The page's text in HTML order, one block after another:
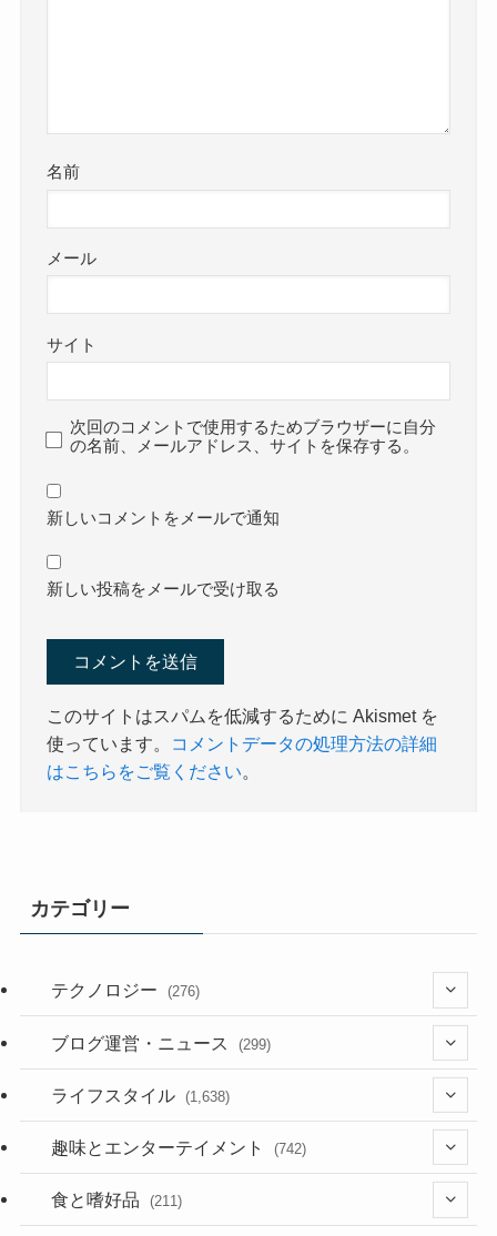
名前
メール
サイト
次回のコメントで使用するためブラウザーに自分
の名前、メールアドレス、サイトを保存する。
新しいコメントをメールで通知
新しい投稿をメールで受け取る
このサイトはスパムを低減するために Akismet を
使っています。
コメントデータの処理方法の詳細
はこちらをご覧ください。
カテゴリー
テクノロジー (276)
(36)
(187)
ブログ運営・ニュース (299)
(118)
(181)
ライフスタイル (1,638)
(394)
(282)
趣味とエンターテイメント (742)
(56)
食と嗜好品 (211)